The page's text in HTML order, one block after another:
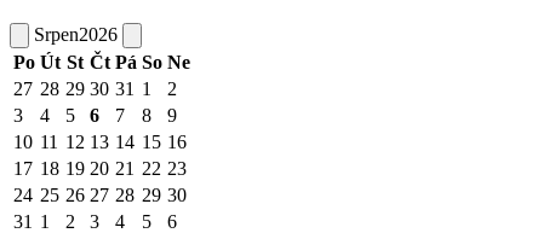
Srpen2026
Po Út St Čt Pá So Ne
27 28 29 30 31 1
2
3
4 5 6 7 8
9
10 11 12 13 14 15 16
17 18 19 20 21 22 23
24 25 26 27 28 29 30
31 1 2 3 4 5 6